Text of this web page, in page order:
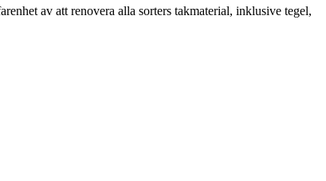
av att renovera alla sorters takmaterial, inklusive tegel,